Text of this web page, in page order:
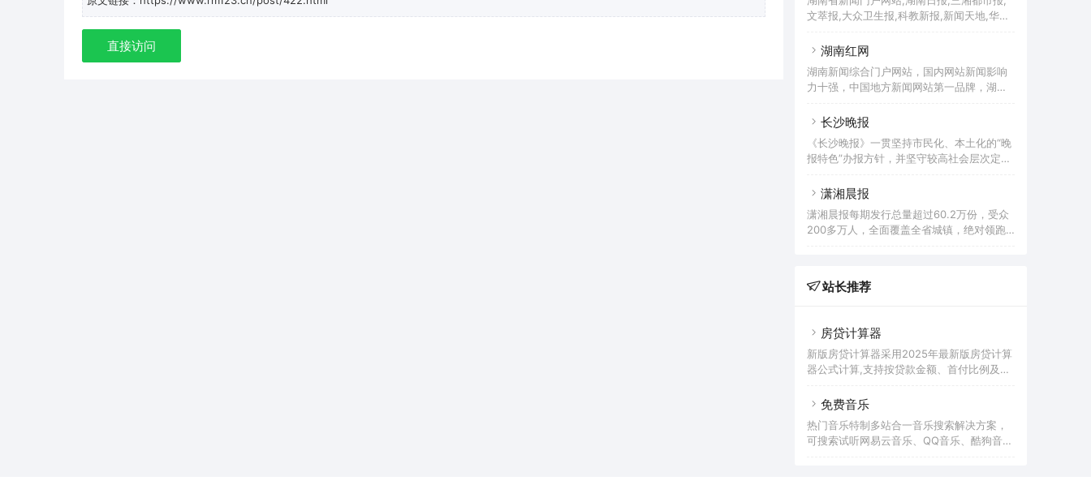
直接访问
网、网络电视等形成联动向全球网民提供优
质新媒体新业务体验。
文萃报,大众卫生报,科教新报,新闻天地,华声
湖南红网
湖南新闻综合门户网站，国内网站新闻影响
力十强，中国地方新闻网站第一品牌，湖南
资讯、视频直播、论坛博客、手机报、客户
端、微博、电子商务、活动策划、舆情、广
告等服务。设省直部门网群和13个市州、
123个县市区分站。荣获过 中国最具影响力
值网站 等荣誉，有百姓呼声、红辣椒评论等
名牌栏目。
长沙晚报
《长沙晚报》一贯坚持市民化、本土化的“晚
报特色”办报方针，并坚守较高社会层次定
株洲、湘潭）及主流人群 （权威人士、社会
《长沙晚报》系对开大报， 24版，全部版面
均为彩色印刷，每日晨6时30分面市。 周一
潇湘晨报
潇湘晨报每期发行总量超过60.2万份，受众
200多万人，全面覆盖全省城镇，绝对领跑
设性地运营媒体，成为“记录湖南、演绎湖
体，湖南最具影响力和公信度的平面媒体，
全国都市报方阵中的强势品牌和领先劲旅。
站长推荐
房贷计算器
新版房贷计算器采用2025年最新版房贷计算
器公式计算,支持按贷款金额、首付比例及按
能房贷计算器,同时支持商业贷款计算器及公
率、首付、月供明细等提供计算参考。
免费音乐
热门音乐特制多站合一音乐搜索解决方案，
可搜索试听网易云音乐、QQ音乐、酷狗音